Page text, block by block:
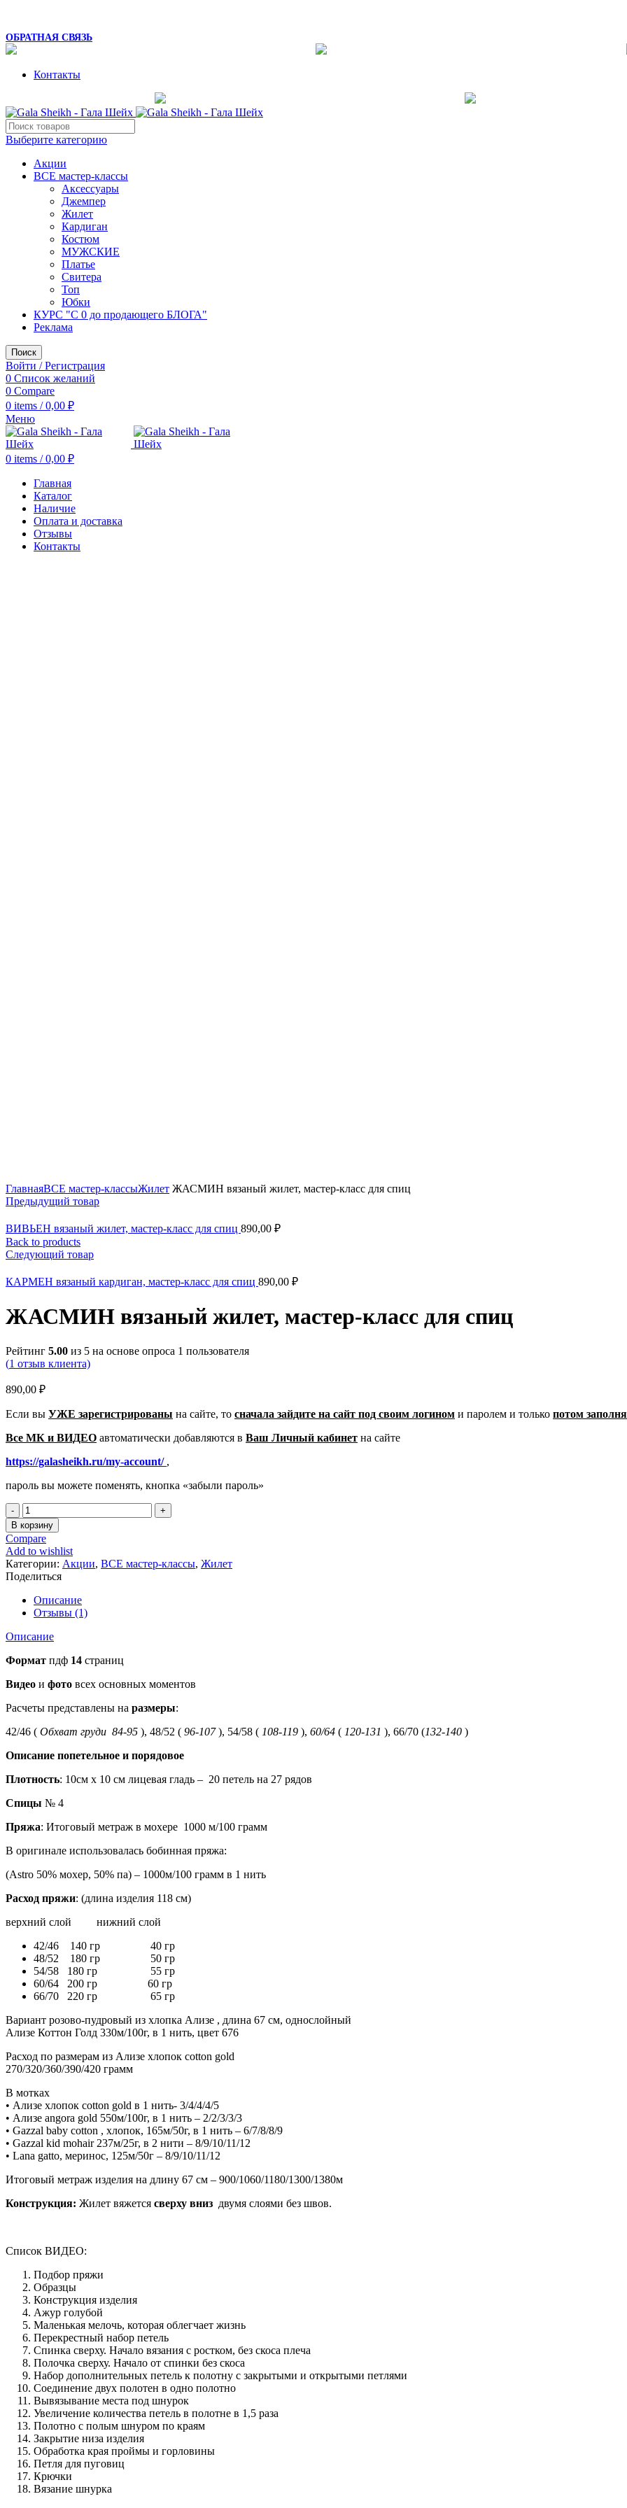
ОБРАТНАЯ СВЯЗЬ
Контакты
Выберите категорию
Акции
ВСЕ мастер-классы
Аксессуары
Джемпер
Жилет
Кардиган
Костюм
МУЖСКИЕ
Платье
Свитера
Топ
Юбки
КУРС "С 0 до продающего БЛОГА"
Реклама
Поиск
Войти / Регистрация
0 Список желаний
0 Compare
0 items / 0,00 ₽
Меню
0 items / 0,00 ₽
Главная
Каталог
Наличие
Оплата и доставка
Отзывы
Контакты
ГлавнаяВСЕ мастер-классыЖилет ЖАСМИН вязаный жилет, мастер-класс для спиц
Предыдущий товар
ВИВЬЕН вязаный жилет, мастер-класс для спиц 890,00 ₽
Back to products
Следующий товар
КАРМЕН вязаный кардиган, мастер-класс для спиц 890,00 ₽
ЖАСМИН вязаный жилет, мастер-класс для спиц
Рейтинг 5.00 из 5 на основе опроса 1 пользователя
(1 отзыв клиента)
890,00 ₽
Если вы УЖЕ зарегистрированы на сайте, то сначала зайдите на сайт под своим логином и паролем и только потом
Все МК и ВИДЕО автоматически добавляются в Ваш Личный кабинет на сайте
https://galasheikh.ru/my-account/ ,
пароль вы можете поменять, кнопка «забыли пароль»
Количество
товара
ЖАСМИН
вязаный
жилет,
мастер-
класс
для
спиц
В корзину
Compare
Add to wishlist
Категории: Акции, ВСЕ мастер-классы, Жилет
Поделиться
Описание
Отзывы (1)
Описание
Формат пдф 14 страниц
Видео и фото всех основных моментов
Расчеты представлены на размеры:
42/46 ( Обхват груди 84-95 ), 48/52 ( 96-107), 54/58 ( 108-119 ), 60/64 ( 120-131 ), 66/70 (132-140 )
Описание попетельное и порядовое
Плотность: 10см х 10 см лицевая гладь – 20 петель на 27 рядов
Спицы № 4
Пряжа: Итоговый метраж в мохере 1000 м/100 грамм
В оригинале использовалась бобинная пряжа:
(Astro 50% мохер, 50% па) – 1000м/100 грамм в 1 нить
Расход пряжи: (длина изделия 118 см)
верхний слой нижний слой
42/46 140 гр 40 гр
48/52 180 гр 50 гр
54/58 180 гр 55 гр
60/64 200 гр 60 гр
66/70 220 гр 65 гр
Вариант розово-пудровый из хлопка Ализе , длина 67 см, однослойный
Ализе Коттон Голд 330м/100г, в 1 нить, цвет 676
Расход по размерам из Ализе хлопок cotton gold
270/320/360/390/420 грамм
В мотках
• Ализе хлопок cotton gold в 1 нить- 3/4/4/4/5
• Ализе angora gold 550м/100г, в 1 нить – 2/2/3/3/3
• Gazzal baby cotton , хлопок, 165м/50г, в 1 нить – 6/7/8/8/9
• Gazzal kid mohair 237м/25г, в 2 нити – 8/9/10/11/12
• Lana gatto, меринос, 125м/50г – 8/9/10/11/12
Итоговый метраж изделия на длину 67 см – 900/1060/1180/1300/1380м
Конструкция: Жилет вяжется сверху вниз двумя слоями без швов.
Список ВИДЕО:
Подбор пряжи
Образцы
Конструкция изделия
Ажур голубой
Маленькая мелочь, которая облегчает жизнь
Перекрестный набор петель
Спинка сверху. Начало вязания с ростком, без скоса плеча
Полочка сверху. Начало от спинки без скоса
Набор дополнительных петель к полотну с закрытыми и открытыми петлями
Соединение двух полотен в одно полотно
Вывязывание места под шнурок
Увеличение количества петель в полотне в 1,5 раза
Полотно с полым шнуром по краям
Закрытие низа изделия
Обработка края проймы и горловины
Петля для пуговиц
Крючки
Вязание шнурка